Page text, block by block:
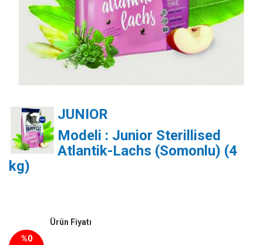
JUNIOR
Modeli : Junior Sterillised
Atlantik-Lachs (Somonlu) (4
kg)
%0
Ürün Fiyatı